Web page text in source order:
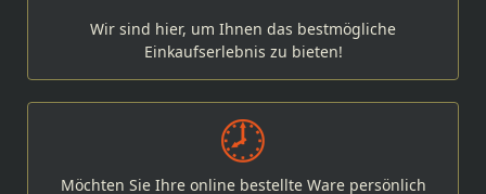
Wir sind hier, um Ihnen das bestmögliche
Einkaufserlebnis zu bieten!
Möchten Sie Ihre online bestellte Ware persönlich